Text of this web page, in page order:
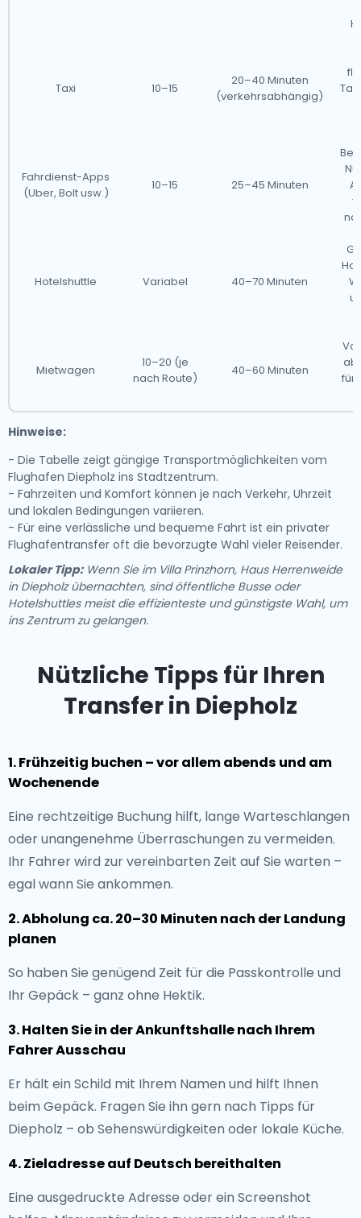
Taxi 10–15
20–40 Minuten
(verkehrsabhängig)
Fahrdienst-Apps
(Uber, Bolt usw.)
10–15 25–45 Minuten
Hotelshuttle Variabel 40–70 Minuten
Mietwagen
10–20 (je
nach Route)
40–60 Minuten
für
Hinweise:
- Die Tabelle zeigt gängige Transportmöglichkeiten vom
Flughafen Diepholz ins Stadtzentrum.
- Fahrzeiten und Komfort können je nach Verkehr, Uhrzeit
und lokalen Bedingungen variieren.
- Für eine verlässliche und bequeme Fahrt ist ein privater
Flughafentransfer oft die bevorzugte Wahl vieler Reisender.
Lokaler Tipp:Wenn Sie im Villa Prinzhorn, Haus Herrenweide
in Diepholz übernachten, sind öffentliche Busse oder
Hotelshuttles meist die effizienteste und günstigste Wahl, um
ins Zentrum zu gelangen.
Nützliche Tipps für Ihren
Transfer in Diepholz
1. Frühzeitig buchen – vor allem abends und am
Wochenende
Eine rechtzeitige Buchung hilft, lange Warteschlangen
oder unangenehme Überraschungen zu vermeiden.
Ihr Fahrer wird zur vereinbarten Zeit auf Sie warten –
egal wann Sie ankommen.
2. Abholung ca. 20–30 Minuten nach der Landung
planen
So haben Sie genügend Zeit für die Passkontrolle und
Ihr Gepäck – ganz ohne Hektik.
3. Halten Sie in der Ankunftshalle nach Ihrem
Fahrer Ausschau
Er hält ein Schild mit Ihrem Namen und hilft Ihnen
beim Gepäck. Fragen Sie ihn gern nach Tipps für
Diepholz – ob Sehenswürdigkeiten oder lokale Küche.
4. Zieladresse auf Deutsch bereithalten
Eine ausgedruckte Adresse oder ein Screenshot